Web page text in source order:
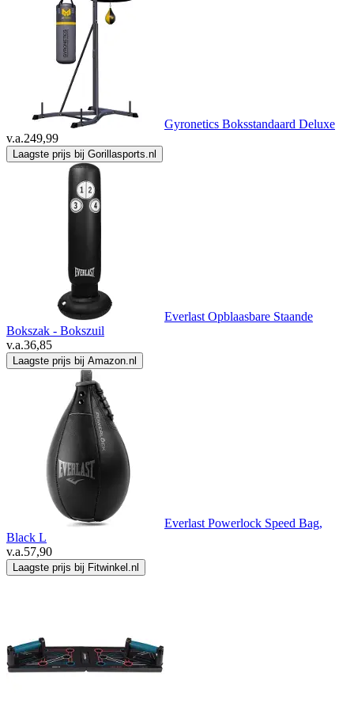
Gyronetics Boksstandaard Deluxe
v.a.249,99
Laagste prijs bij Gorillasports.nl
Everlast Opblaasbare Staande
Bokszak - Bokszuil
v.a.36,85
Laagste prijs bij Amazon.nl
Everlast Powerlock Speed Bag,
Black L
v.a.57,90
Laagste prijs bij Fitwinkel.nl